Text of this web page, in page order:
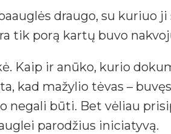
draugo, su kuriuo
tik porą kartų buvo
Kaip ir anūko, kurio
kad mažylio tėvas –
negali būti. Bet vėliau
parodžius iniciatyvą.